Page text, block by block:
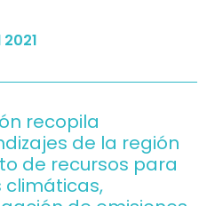
recopila
de la región
de recursos para
climáticas,